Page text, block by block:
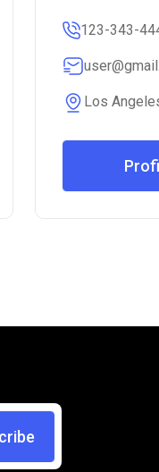
123-343-
Los